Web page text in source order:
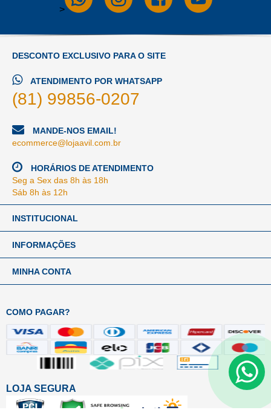
>
DESCONTO EXCLUSIVO PARA O SITE
ATENDIMENTO POR WHATSAPP
(81) 99856-0207
MANDE-NOS EMAIL!
ecommerce@lojaavil.com.br
HORÁRIOS DE ATENDIMENTO
Seg a Sex das 8h às 18h
Sáb 8h às 12h
INSTITUCIONAL
INFORMAÇÕES
MINHA CONTA
COMO PAGAR?
LOJA SEGURA